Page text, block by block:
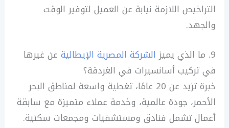
التراخيص اللازمة نيابة عن العميل لتوفير الوقت
والجهد.
9. ما الذي يميز
الشركة المصرية الإيطالية عن غيرها
في تركيب أسانسيرات في الغردقة؟
خبرة تزيد عن 20 عامًا، تغطية واسعة لمناطق البحر
الأحمر، جودة عالمية، وخدمة عملاء متميزة مع سابقة
أعمال تشمل فنادق ومستشفيات ومجمعات سكنية.